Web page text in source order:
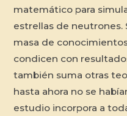
matemático para
estrellas de neutrones.
masa de
condicen con
también suma otras
hasta ahora no se
estudio incorpora a